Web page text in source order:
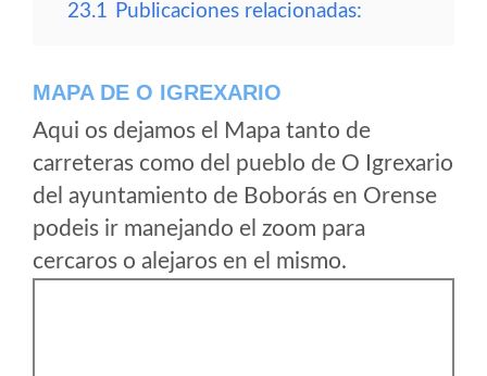
23.1 Publicaciones relacionadas:
MAPA DE O IGREXARIO
Aqui os dejamos el Mapa tanto de
carreteras como del pueblo de O Igrexario
del ayuntamiento de Boborás en Orense
podeis ir manejando el zoom para
cercaros o alejaros en el mismo.